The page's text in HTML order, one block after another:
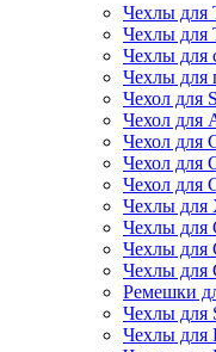
Чехлы для
Чехлы для
Чехлы для
Чехлы для
Чехол для
Чехол для
Чехол для
Чехол для
Чехол для
Чехлы для
Чехлы для
Чехлы для
Чехлы для
Ремешки
Чехлы для
Чехлы для